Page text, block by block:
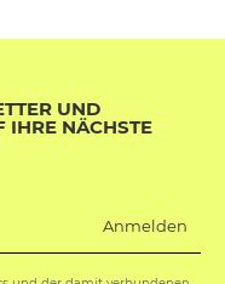
UND
IHRE NÄCHSTE
Anmelden